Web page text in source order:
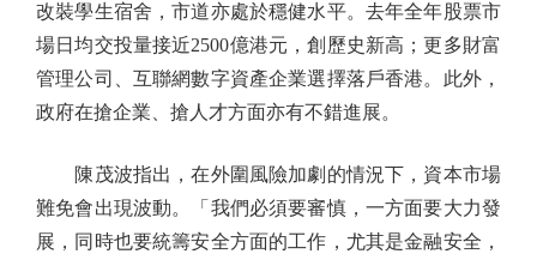
改裝學生宿舍，市道亦處於穩健水平。去年全年股票市
場日均交投量接近2500億港元，創歷史新高；更多財富
管理公司、互聯網數字資產企業選擇落戶香港。此外，
政府在搶企業、搶人才方面亦有不錯進展。
陳茂波指出，在外圍風險加劇的情況下，資本市場
難免會出現波動。「我們必須要審慎，一方面要大力發
展，同時也要統籌安全方面的工作，尤其是金融安全，